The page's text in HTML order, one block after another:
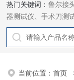
热门关键词：鲁尔接
器测试仪、手术刀测
钳测试仪、导引管导
当前位置：首页